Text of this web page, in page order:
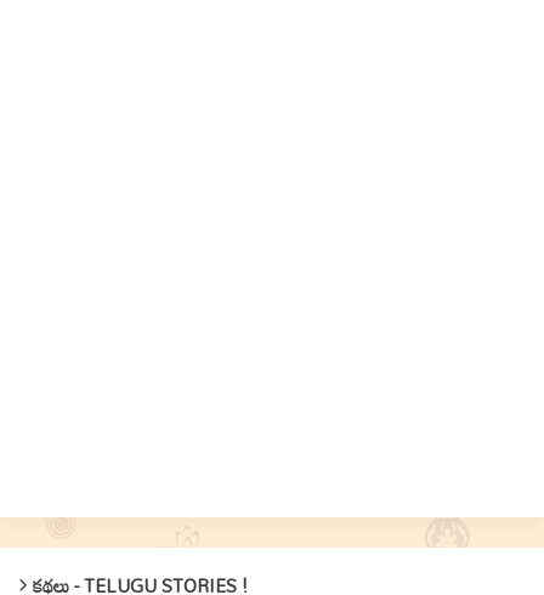
కథలు - TELUGU STORIES !